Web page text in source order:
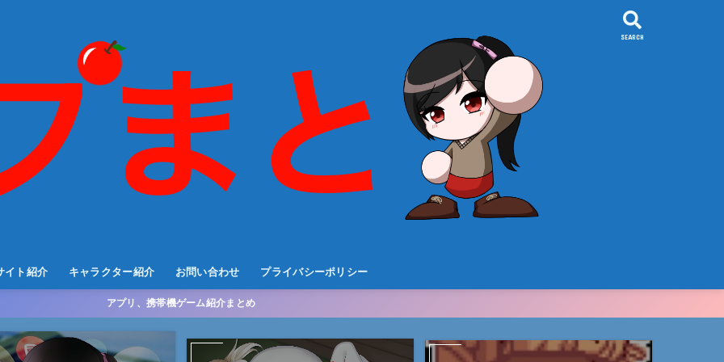
イト紹介 キャラクター紹介 お問い合わせ プライバシーポリシー
SEARCH
アプリ、携帯機ゲーム紹介まとめ